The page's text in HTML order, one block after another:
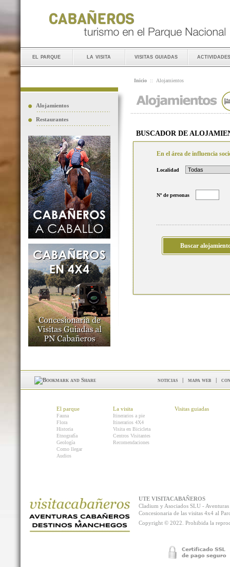
el parque la visita visitas guiadas actividades
Alojamientos
Restaurantes
Inicio :: Alojamientos
BUSCADOR DE
En el área de influencia
Localidad
Nº de personas
noticias | mapa web |
El parque
Fauna
Flora
Historia
Etnografía
Geología
Como llegar
Audios
La visita
Itinerarios a pie
Itinerarios 4X4
Visita en Bicicleta
Centros Visitantes
Recomendaciones
Visitas guiadas
UTE VISITACABAÑEROS
Cladium y Asociados SLU -
Concesionaria de las visitas 4x4 al
Copyright © 2022. Prohibida la